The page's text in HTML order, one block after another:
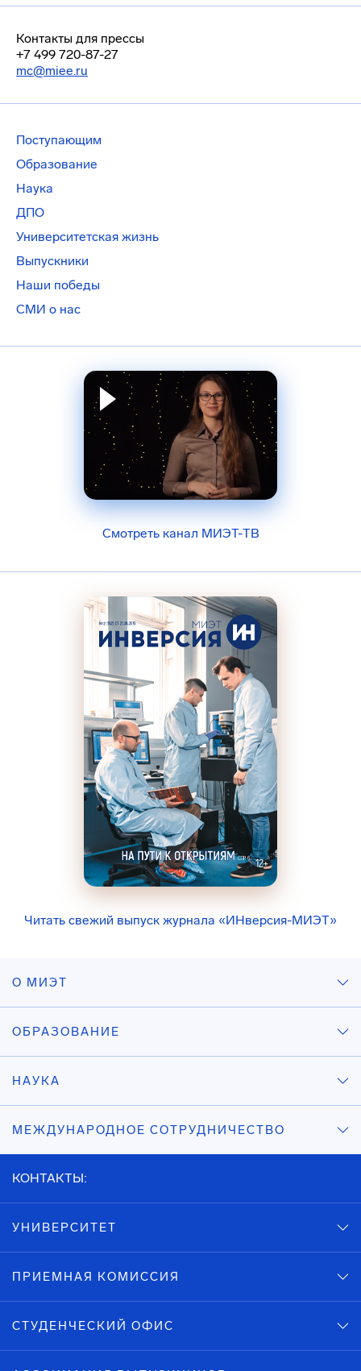
Контакты для прессы
+7 499 720-87-27
mc@miee.ru
Поступающим
Образование
Наука
ДПО
Университетская жизнь
Выпускники
Наши победы
СМИ о нас
Смотреть канал МИЭТ-ТВ
Читать свежий выпуск журнала «ИНверсия-МИЭТ»
О МИЭТ
ОБРАЗОВАНИЕ
НАУКА
МЕЖДУНАРОДНОЕ СОТРУДНИЧЕСТВО
КОНТАКТЫ:
УНИВЕРСИТЕТ
ПРИЕМНАЯ КОМИССИЯ
СТУДЕНЧЕСКИЙ ОФИС